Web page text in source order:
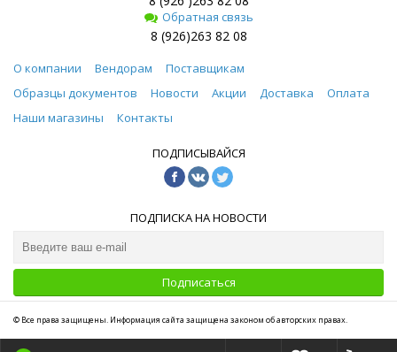
Обратная связь
8 (926)263 82 08
О компании Вендорам
Поставщикам
Образцы документов
Новости Акции Доставка
Оплата
Наши магазины
Контакты
ПОДПИСЫВАЙСЯ
ПОДПИСКА НА НОВОСТИ
Подписаться
© Все права защищены. Информация сайта защищена законом об авторских правах.